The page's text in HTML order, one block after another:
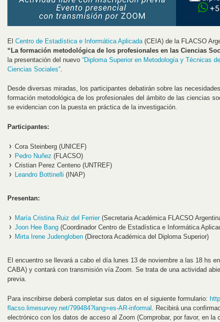
El Centro de Estadística e Informática Aplicada (CEIA) de la FLACSO
“La formación metodológica de los profesionales en las Ciencias
la presentación del nuevo “Diploma Superior en Metodología y Técnicas
Ciencias Sociales”
Desde diversas miradas, los participantes debatirán sobre las
formación metodológica de los profesionales del ámbito de las ciencias
se evidencian con la puesta en práctica de la investigación.
Participantes:
Cora Steinberg (UNICEF)
Pedro Nuñez (FLACSO)
Cristian Perez Centeno (UNTREF)
Leandro Bottinelli (INAP)
Presentan:
María Cristina Ruiz del Ferrier(Secretaria Académica FLACSO
Joon Hee Bang (Coordinador Centro de Estadística e Informática
Mirta Irene Judengloben (Directora Académica del Diploma Superior)
El encuentro se llevará a cabo el día lunes 13 de noviembre a las 18 hs
CABA) y contará con transmisión vía Zoom. Se trata de una actividad
previa.
Para inscribirse deberá completar sus datos en el siguiente formulario:
flacso.limesurvey.net/799484?lang=es-AR-informal . Recibirá una
electrónico con los datos de acceso al Zoom (Comprobar, por favor, en la